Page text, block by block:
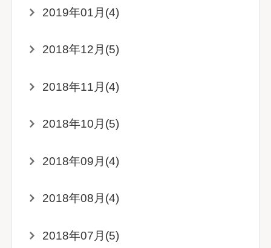
2019年01月(4)
2018年12月(5)
2018年11月(4)
2018年10月(5)
2018年09月(4)
2018年08月(4)
2018年07月(5)